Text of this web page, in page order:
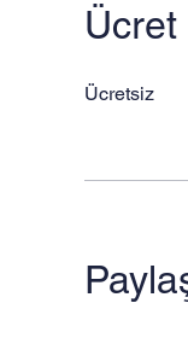
Ücret
Ücretsiz